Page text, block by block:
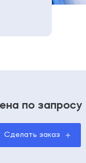
по запросу
Сделать заказ